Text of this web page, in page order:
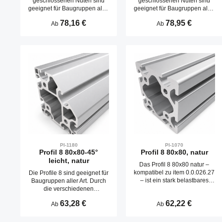
geeignet für Baugruppen aller
Nutseite lassen sich optisch
Kernlöcher der Profile 8 sind
ausgelegt für Schrauben M8.
Regulärer Preis:
Ab 78,16 €
geeignet für Baugruppen aller
Nutseite lassen sich optisch
Kernlöcher der Profile 8 sind
ausgelegt für Schrauben M8.
Regulärer Preis:
Ab 78,95 €
PI-1180
Profil 8 80x80-45°
leicht, natur
Die Profile 8 sind geeignet für
Baugruppen aller Art. Durch
die verschiedenen
Materialbedarf an die
Regulärer Preis:
Ab63,28 €
PI-1070
Profil 8 80x80, natur
Das Profil 8 80x80 natur –
kompatibel zu item 0.0.026.27
– ist ein stark belastbares
seine große
Regulärer Preis:
Ab62,22 €